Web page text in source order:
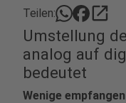
Teilen: open_in_new
Umstellung
analog auf
bedeutet
Wenige